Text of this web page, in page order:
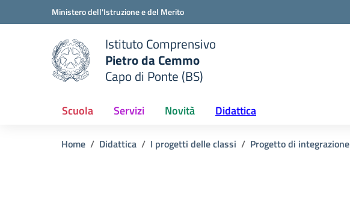
Vai ai contenuti
Vai al menu di navigazioneMinistero dell'Istruzione e del Merito
scuola
Istituto Comprensivo
Pietro da Cemmo
Capo di Ponte (BS)
Scuola Servizi Novità Didattica
Home Didattica I progetti delle classi Progetto di integrazione